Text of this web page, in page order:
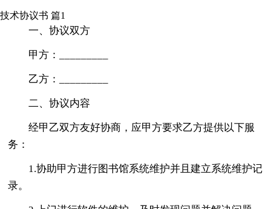
技术协议书 篇1
一、协议双方
甲方：_________
乙方：_________
二、协议内容
经甲乙双方友好协商，应甲方要求乙方提供以下服
务：
1.协助甲方进行图书馆系统维护并且建立系统维护记
录。